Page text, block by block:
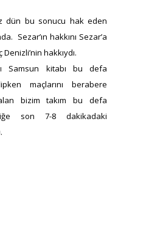
dün bu sonucu hak eden
Sezar’ın hakkını Sezar’a
hakkıydı.
Samsun kitabı bu defa
maçlarını berabere
bizim takım bu defa
son 7-8 dakikadaki